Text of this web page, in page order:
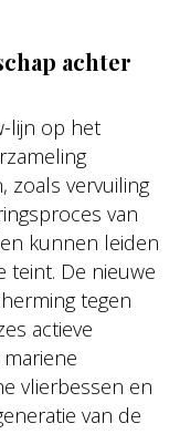
achter
lijn op het
zoals vervuiling
van
kunnen leiden
teint. De nieuwe
tegen
actieve
vlierbessen en
van de